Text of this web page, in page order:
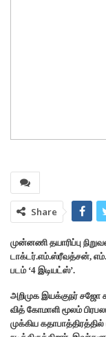
Share
முன்னணி தயாரிப்பு
டாக்டர்.எம்.ஸ்ரீவத்சன்,
படம் ‘4 இடியட்ஸ்’.
அறிமுக இயக்குநர் சஜோ
வித் கோமாளி மூலம்
முக்கிய கதாபாத்திரத்தில்